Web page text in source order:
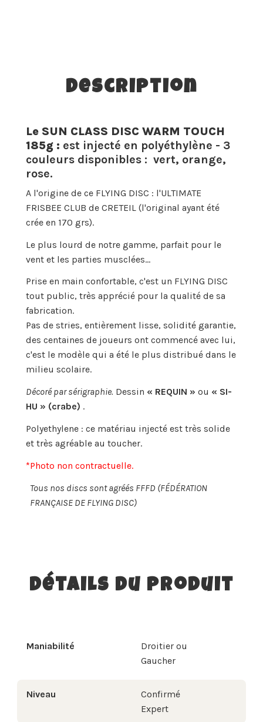
Description
Le SUN CLASS DISC WARM TOUCH
185g : est injecté en polyéthylène - 3
couleurs disponibles : vert, orange,
rose.
A l'origine de ce FLYING DISC : l'ULTIMATE
FRISBEE CLUB de CRETEIL (l'original ayant été
crée en 170 grs).
Le plus lourd de notre gamme, parfait pour le
vent et les parties musclées...
Prise en main confortable, c'est un FLYING DISC
tout public, très apprécié pour la qualité de sa
fabrication.
Pas de stries, entièrement lisse, solidité garantie,
des centaines de joueurs ont commencé avec lui,
c'est le modèle qui a été le plus distribué dans le
milieu scolaire.
Décoré par sérigraphie. Dessin « REQUIN » ou « SI-
HU » (crabe) .
Polyethylene : ce matériau injecté est très solide
et très agréable au toucher.
*Photo non contractuelle.
Tous nos discs sont agréés FFFD (FÉDÉRATION
FRANÇAISE DE FLYING DISC)
Détails du produit
Maniabilité
Droitier ou
Gaucher
Niveau
Confirmé
Expert